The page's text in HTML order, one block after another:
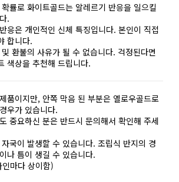
률로 화이트골드는 알레르기 반응을 일으킬
.
응은 개인적인 신체 특징입니다. 본인이 직접
합니다.
환불의 사유가 될 수 없습니다. 걱정된다면
색상을 추천해 드립니다.
품이지만, 안쪽 막음 된 부분은 옐로우골드로
우가 있습니다.
중요하신 분은 반드시 문의해서 확인해 주세
국이 발생할 수 있습니다. 조립식 반지의 경
나 틈이 생길 수 있습니다.
마다 상이함)